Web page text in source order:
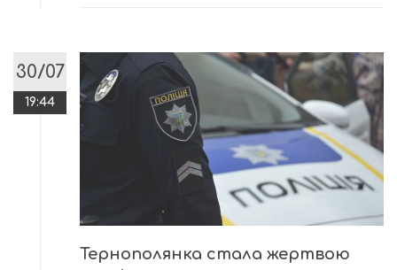
30/07
19:44
Тернополянка стала жертвою